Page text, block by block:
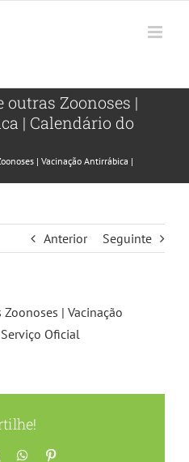
Zoonoses |
| Calendário do
| Vacinação Antirrábica |
Anterior Seguinte
| Vacinação
Oficial
WhatsApp